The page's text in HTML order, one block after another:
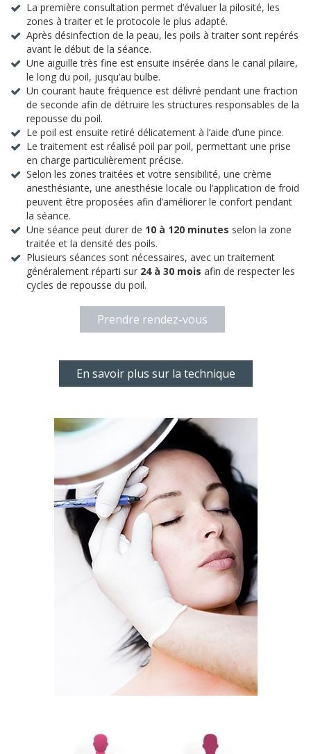
La première consultation permet d’évaluer la pilosité, les
zones à traiter et le protocole le plus adapté.
Après désinfection de la peau, les poils à traiter sont repérés
avant le début de la séance.
Une aiguille très fine est ensuite insérée dans le canal pilaire,
le long du poil, jusqu’au bulbe.
Un courant haute fréquence est délivré pendant une fraction
de seconde afin de détruire les structures responsables de la
repousse du poil.
Le poil est ensuite retiré délicatement à l’aide d’une pince.
Le traitement est réalisé poil par poil, permettant une prise
en charge particulièrement précise.
Selon les zones traitées et votre sensibilité, une crème
anesthésiante, une anesthésie locale ou l’application de froid
peuvent être proposées afin d’améliorer le confort pendant
la séance.
Une séance peut durer de 10 à 120 minutes selon la zone
traitée et la densité des poils.
Plusieurs séances sont nécessaires, avec un traitement
généralement réparti sur 24 à 30 mois afin de respecter les
cycles de repousse du poil.
Prendre rendez-vous
En savoir plus sur la technique